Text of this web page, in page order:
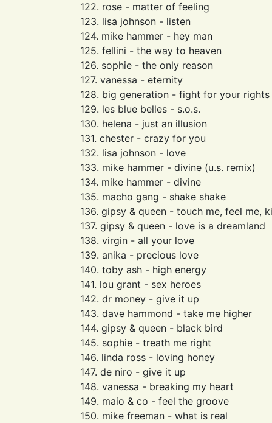
122. rose - matter of feeling
123. lisa johnson - listen
124. mike hammer - hey man
125. fellini - the way to heaven
126. sophie - the only reason
127. vanessa - eternity
128. big generation - fight for your rights
129. les blue belles - s.o.s.
130. helena - just an illusion
131. chester - crazy for you
132. lisa johnson - love
133. mike hammer - divine (u.s. remix)
134. mike hammer - divine
135. macho gang - shake shake
136. gipsy & queen - touch me, feel me,
137. gipsy & queen - love is a dreamland
138. virgin - all your love
139. anika - precious love
140. toby ash - high energy
141. lou grant - sex heroes
142. dr money - give it up
143. dave hammond - take me higher
144. gipsy & queen - black bird
145. sophie - treath me right
146. linda ross - loving honey
147. de niro - give it up
148. vanessa - breaking my heart
149. maio & co - feel the groove
150. mike freeman - what is real